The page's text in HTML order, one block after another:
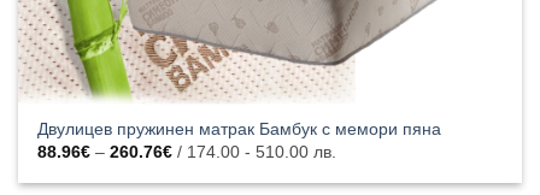
Двулицев пружинен матрак Бамбук с мемори пяна
88.96€ – 260.76€Price
88.96€
/ 174.00 - 510.00 лв.